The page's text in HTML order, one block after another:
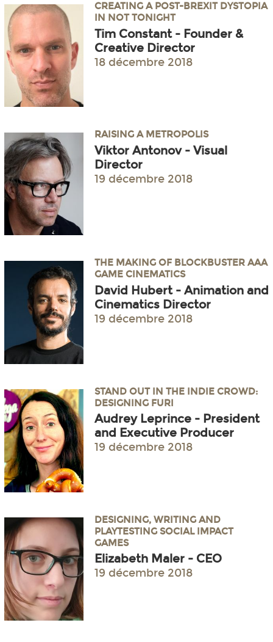
CREATING A POST-BREXIT DYSTOPIA
IN NOT TONIGHT
Tim Constant - Founder &
Creative Director
18 décembre 2018
RAISING A METROPOLIS
Viktor Antonov - Visual
Director
19 décembre 2018
THE MAKING OF BLOCKBUSTER AAA
GAME CINEMATICS
David Hubert - Animation and
Cinematics Director
19 décembre 2018
STAND OUT IN THE INDIE CROWD:
DESIGNING FURI
Audrey Leprince - President
and Executive Producer
19 décembre 2018
DESIGNING, WRITING AND
PLAYTESTING SOCIAL IMPACT
GAMES
Elizabeth Maler - CEO
19 décembre 2018